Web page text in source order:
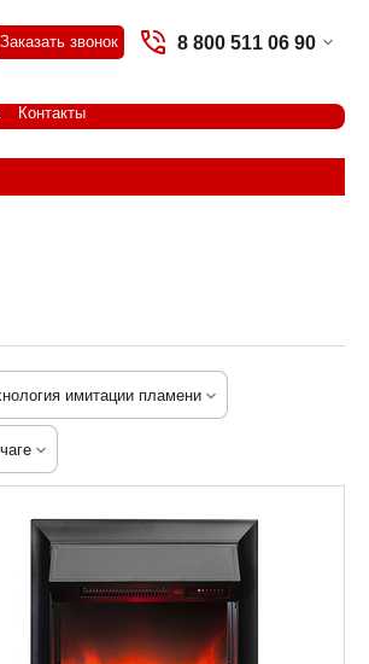
Заказать звонок 8 800 511 06 90
Контакты
имитации пламени